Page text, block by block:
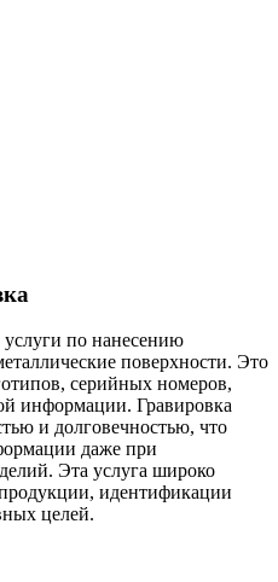
по нанесению
поверхности. Это
серийных номеров,
информации. Гравировка
и долговечностью, что
даже при
Эта услуга широко
идентификации
целей.